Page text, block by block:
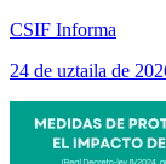
CSIF Informa
24 de uztaila de